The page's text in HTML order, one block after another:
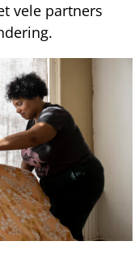
vele partners